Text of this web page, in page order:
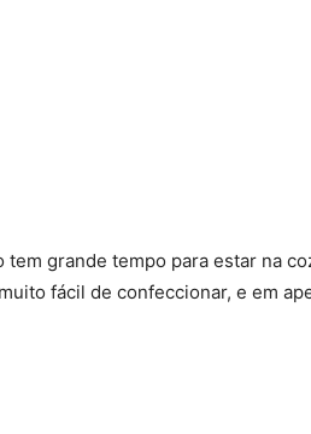
tem grande tempo para estar na
fácil de confeccionar, e em